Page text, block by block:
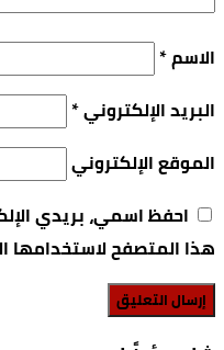
الاسم*
البريد الإلكتروني*
الموقع الإلكتروني
احفظ اسمي، بريدي
هذا المتصفح لاستخدامها